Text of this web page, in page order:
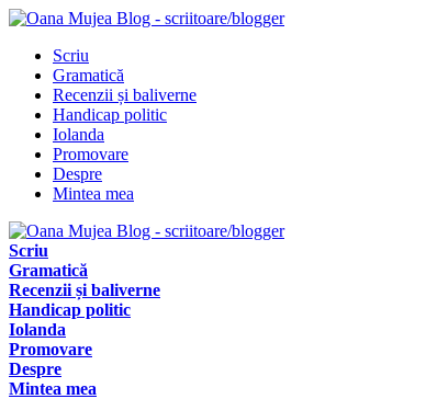
Scriu
Gramatică
Recenzii și baliverne
Handicap politic
Iolanda
Promovare
Despre
Mintea mea
Scriu
Gramatică
Recenzii și baliverne
Handicap politic
Iolanda
Promovare
Despre
Mintea mea